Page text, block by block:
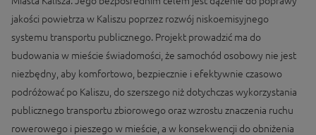
jakości powietrza w Kaliszu poprzez rozwój niskoemisyjnego
systemu transportu publicznego. Projekt prowadzić ma do
budowania w mieście świadomości, że samochód osobowy nie jest
niezbędny, aby komfortowo, bezpiecznie i efektywnie czasowo
podróżować po Kaliszu, do szerszego niż dotychczas wykorzystania
publicznego transportu zbiorowego oraz wzrostu znaczenia ruchu
rowerowego i pieszego w mieście, a w konsekwencji do obniżenia